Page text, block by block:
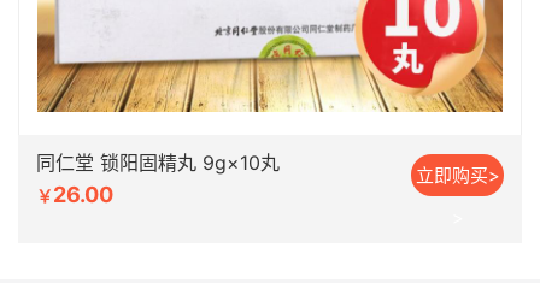
同仁堂 锁阳固精丸 9g×10丸
￥26.00
立即购买>